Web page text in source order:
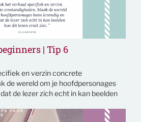
| Tip 6
en verzin concrete
de wereld om je hoofdpersonages
de lezer zich echt in kan beelden